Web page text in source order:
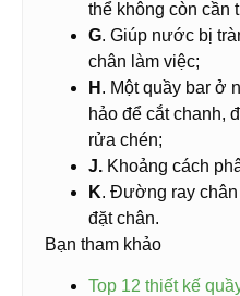
thể không còn cần
G. Giúp nước bị
chân làm việc;
H . Một quầy bar ở
hảo để cắt chanh,
rửa chén;
J. Khoảng cách
K. Đường ray
đặt chân.
Bạn tham khảo
Top 12 thiết kế